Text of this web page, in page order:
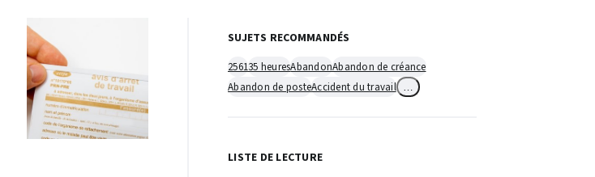
SUJETS RECOMMANDÉS
256135 heuresAbandonAbandon de créance
Abandon de posteAccident du travail
LISTE DE LECTURE